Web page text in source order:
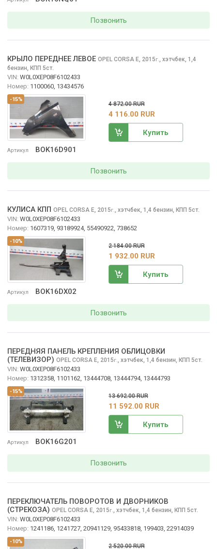
Позвонить
-15%
Артикул BOK16D901
КРЫЛО ПЕРЕДНЕЕ ЛЕВОЕ OPEL CORSA E, 2015г., хэтчбек, 1,4
бензин, КПП 5ст.
VIN: W0L0XEP08F6102433
Номер: 1100060, 13434576
4 872.00 RUR
4 116.00 RUR
Купить
Позвонить
-10%
Артикул BOK16DX02
КУЛИСА КПП OPEL CORSA E, 2015г., хэтчбек, 1,4 бензин, КПП 5ст.
VIN: W0L0XEP08F6102433
Номер: 1607319, 93189924, 55490922, 738652
2 184.00 RUR
1 932.00 RUR
Купить
Позвонить
-15%
Артикул BOK16G201
ПЕРЕДНЯЯ ПАНЕЛЬ КРЕПЛЕНИЯ ОБЛИЦОВКИ
(ТЕЛЕВИЗОР) OPEL CORSA E, 2015г., хэтчбек, 1,4 бензин, КПП 5ст.
VIN: W0L0XEP08F6102433
Номер: 1312358, 1101162, 13444708, 13444794, 13444793
13 692.00 RUR
11 592.00 RUR
Купить
Позвонить
-10%
ПЕРЕКЛЮЧАТЕЛЬ ПОВОРОТОВ И ДВОРНИКОВ
(СТРЕКОЗА) OPEL CORSA E, 2015г., хэтчбек, 1,4 бензин, КПП 5ст.
VIN: W0L0XEP08F6102433
Номер: 1241186, 1241727, 20941129, 95433818, 199403, 22914039
2 520.00 RUR